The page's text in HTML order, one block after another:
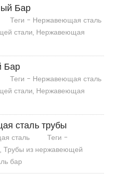
Бар
Теги - Нержавеющая сталь
стали, Нержавеющая
Бар
Теги - Нержавеющая сталь
стали, Нержавеющая
сталь трубы
сталь
Теги -
Трубы из нержавеющей
бар